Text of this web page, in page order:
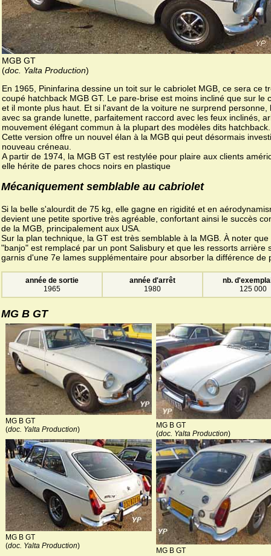
MGB GT
(doc. Yalta Production)
En 1965, Pininfarina dessine un toit sur le cabriolet MGB, ce sera ce
coupé hatchback MGB GT. Le pare-brise est moins incliné que sur le
et il monte plus haut. Et si l'avant de la voiture ne surprend personne,
avec sa grande lunette, parfaitement raccord avec les feux inclinés,
mouvement élégant commun à la plupart des modèles dits hatchback.
Cette version offre un nouvel élan à la MGB qui peut désormais
nouveau créneau.
A partir de 1974, la MGB GT est restylée pour plaire aux clients
elle hérite de pares chocs noirs en plastique
Mécaniquement semblable au cabriolet
Si la belle s'alourdit de 75 kg, elle gagne en rigidité et en
devient une petite sportive très agréable, confortant ainsi le succès
de la MGB, principalement aux USA.
Sur la plan technique, la GT est très semblable à la MGB. À noter que
"banjo" est remplacé par un pont Salisbury et que les ressorts arrière
garnis d'une 7e lames supplémentaire pour absorber la différence de
année de sortie
1965
année d'arrêt
1980
nb.
125 000
MG B GT
MG B GT
(doc. Yalta Production)
MG B GT
(doc. Yalta Production)
MG B GT
(doc. Yalta Production)
MG B GT